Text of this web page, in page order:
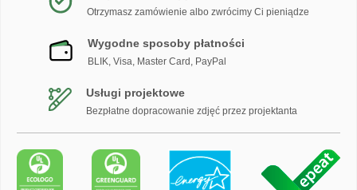
Otrzymasz zamówienie albo zwrócimy Ci pieniądze
Wygodne sposoby płatności
BLIK, Visa, Master Card, PayPal
Usługi projektowe
Bezpłatne dopracowanie zdjęć przez projektanta